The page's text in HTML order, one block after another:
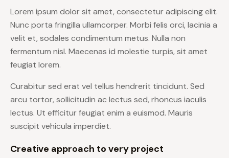
Lorem ipsum dolor sit amet, consectetur adipiscing elit.
Nunc porta fringilla ullamcorper. Morbi felis orci, lacinia a
velit et, sodales condimentum metus. Nulla non
fermentum nisl. Maecenas id molestie turpis, sit amet
feugiat lorem.
Curabitur sed erat vel tellus hendrerit tincidunt. Sed
arcu tortor, sollicitudin ac lectus sed, rhoncus iaculis
lectus. Ut efficitur feugiat enim a euismod. Mauris
suscipit vehicula imperdiet.
Creative approach to very project